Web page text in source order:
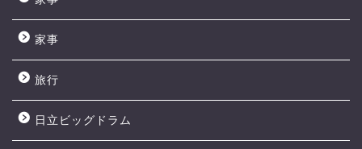
家事
旅行
日立ビッグドラム